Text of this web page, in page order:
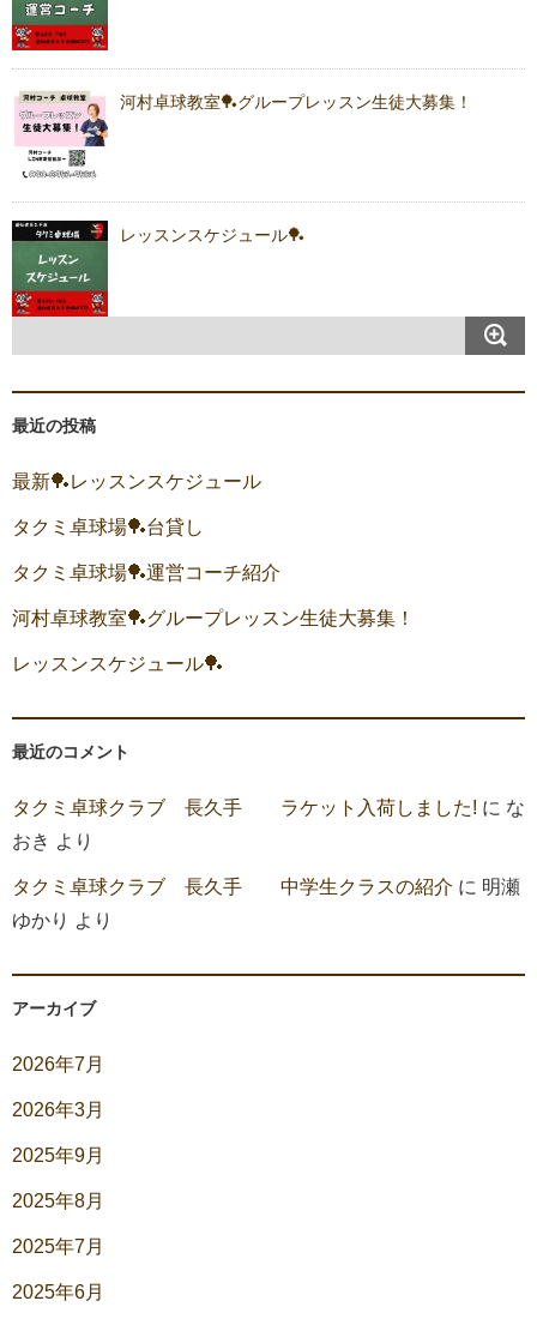
河村卓球教室🏓グループレッスン生徒大募集！
レッスンスケジュール🏓
最近の投稿
最新🏓レッスンスケジュール
タクミ卓球場🏓台貸し
タクミ卓球場🏓運営コーチ紹介
河村卓球教室🏓グループレッスン生徒大募集！
レッスンスケジュール🏓
最近のコメント
タクミ卓球クラブ 長久手 ラケット入荷しました! に な
おき より
タクミ卓球クラブ 長久手 中学生クラスの紹介 に 明瀬
ゆかり より
アーカイブ
2026年7月
2026年3月
2025年9月
2025年8月
2025年7月
2025年6月